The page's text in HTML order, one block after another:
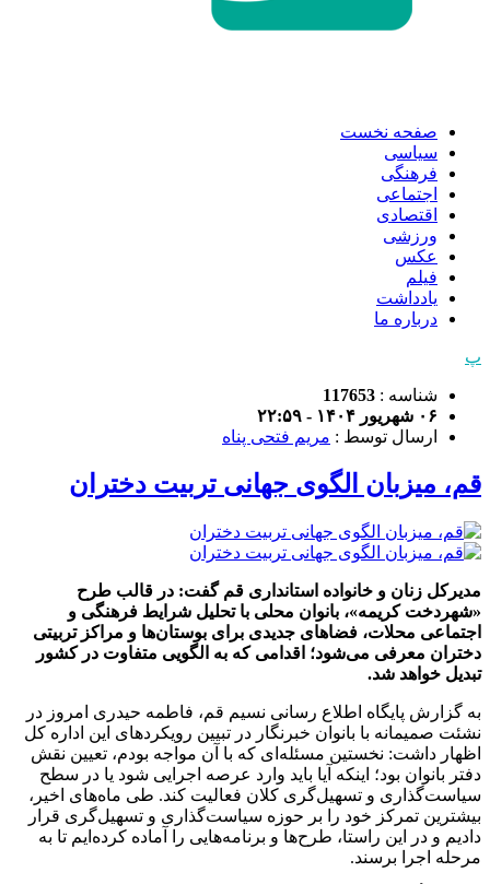
صفحه نخست
سیاسی
فرهنگی
اجتماعی
اقتصادی
ورزشی
عکس
فیلم
یادداشت
درباره ما
پ
شناسه : 117653
۰۶ شهریور ۱۴۰۴ - ۲۲:۵۹
ارسال توسط : مریم فتحی پناه
قم، میزبان الگوی جهانی تربیت دختران
مدیرکل زنان و خانواده استانداری قم گفت: در قالب طرح
«شهردخت کریمه»، بانوان محلی با تحلیل شرایط فرهنگی و
اجتماعی محلات، فضاهای جدیدی برای بوستان‌ها و مراکز تربیتی
دختران معرفی می‌شود؛ اقدامی که به الگویی متفاوت در کشور
تبدیل خواهد شد.
به گزارش پایگاه اطلاع رسانی نسیم قم، فاطمه حیدری امروز در
نشئت صمیمانه با بانوان خبرنگار در تبیین رویکردهای این اداره کل
اظهار داشت: نخستین مسئله‌ای که با آن مواجه بودم، تعیین نقش
دفتر بانوان بود؛ اینکه آیا باید وارد عرصه اجرایی شود یا در سطح
سیاست‌گذاری و تسهیل‌گری کلان فعالیت کند. طی ماه‌های اخیر،
بیشترین تمرکز خود را بر حوزه سیاست‌گذاری و تسهیل‌گری قرار
دادیم و در این راستا، طرح‌ها و برنامه‌هایی را آماده کرده‌ایم تا به
مرحله اجرا برسند.